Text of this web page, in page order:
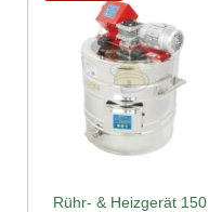
Rühr- & Heizgerät 150